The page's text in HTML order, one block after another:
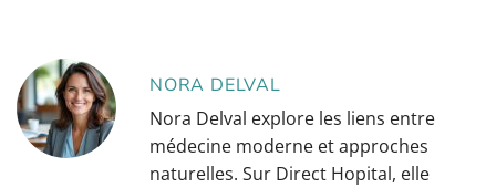
NORA DELVAL
Nora Delval explore les liens entre
médecine moderne et approches
naturelles. Sur Direct Hopital, elle